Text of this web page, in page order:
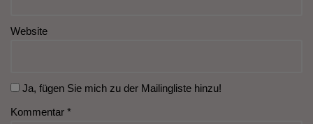
Website
Ja, fügen Sie mich zu der Mailingliste hinzu!
Kommentar *